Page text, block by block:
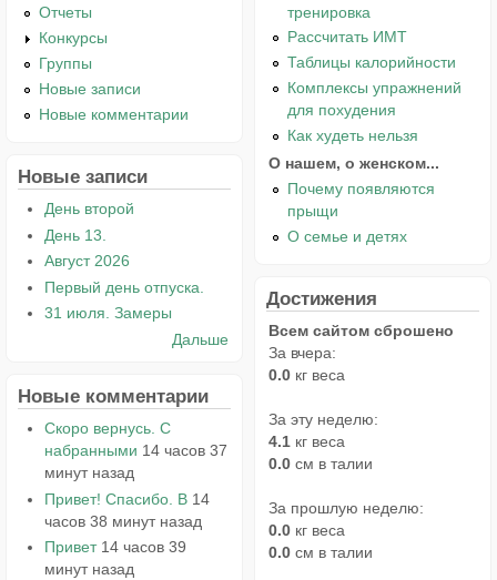
Отчеты
Конкурсы
Группы
Новые записи
Новые комментарии
Новые записи
День второй
День 13.
Август 2026
Первый день отпуска.
31 июля. Замеры
Дальше
Новые комментарии
Скоро вернусь. С
набранными 14 часов 37
минут назад
Привет! Спасибо. В 14
часов 38 минут назад
Привет 14 часов 39
минут назад
тренировка
Рассчитать ИМТ
Таблицы калорийности
Комплексы упражнений
для похудения
Как худеть нельзя
О нашем, о женском...
Почему появляются
прыщи
О семье и детях
Достижения
Всем сайтом сброшено
За вчера:
0.0 кг веса
За эту неделю:
4.1 кг веса
0.0 см в талии
За прошлую неделю:
0.0 кг веса
0.0 см в талии